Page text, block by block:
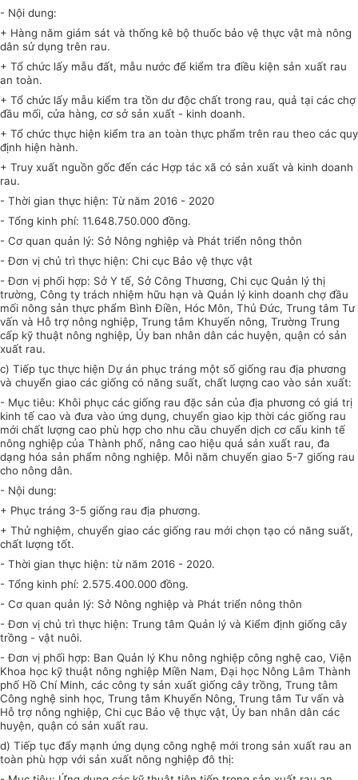
- Nội dung:
+ Hàng năm giám sát và thống kê bộ thuốc bảo vệ thực vật mà nông
dân sử dụng trên rau.
+ Tổ chức lấy mẫu đất, mẫu nước để kiểm tra điều kiện sản xuất rau
an toàn.
+ Tổ chức lấy mẫu kiểm tra tồn dư độc chất trong rau, quả tại các chợ
đầu mối, cửa hàng, cơ sở sản xuất - kinh doanh.
+ Tổ chức thực hiện kiểm tra an toàn thực phẩm trên rau theo các quy
định hiện hành.
+ Truy xuất nguồn gốc đến các Hợp tác xã có sản xuất và kinh doanh
rau.
- Thời gian thực hiện: Từ năm 2016 - 2020
- Tổng kinh phí: 11.648.750.000 đồng.
- Cơ quan quản lý: Sở Nông nghiệp và Phát triển nông thôn
- Đơn vị chủ trì thực hiện: Chi cục Bảo vệ thực vật
- Đơn vị phối hợp: Sở Y tế, Sở Công Thương, Chi cục Quản lý thị
trường, Công ty trách nhiệm hữu hạn và Quản lý kinh doanh chợ đầu
mối nông sản thực phẩm Bình Điền, Hóc Môn, Thủ Đức, Trung tâm Tư
vấn và Hỗ trợ nông nghiệp, Trung tâm Khuyến nông, Trường Trung
cấp kỹ thuật nông nghiệp, Ủy ban nhân dân các huyện, quận có sản
xuất rau.
c) Tiếp tục thực hiện Dự án phục tráng một số giống rau địa phương
và chuyển giao các giống có năng suất, chất lượng cao vào sản xuất:
- Mục tiêu: Khôi phục các giống rau đặc sản của địa phương có giá trị
kinh tế cao và đưa vào ứng dụng, chuyển giao kịp thời các giống rau
mới chất lượng cao phù hợp cho nhu cầu chuyển dịch cơ cấu kinh tế
nông nghiệp của Thành phố, nâng cao hiệu quả sản xuất rau, đa
dạng hóa sản phẩm nông nghiệp. Mỗi năm chuyển giao 5-7 giống rau
cho nông dân.
- Nội dung:
+ Phục tráng 3-5 giống rau địa phương.
+ Thử nghiệm, chuyển giao các giống rau mới chọn tạo có năng suất,
chất lượng tốt.
- Thời gian thực hiện: từ năm 2016 - 2020.
- Tổng kinh phí: 2.575.400.000 đồng.
- Cơ quan quản lý: Sở Nông nghiệp và Phát triển nông thôn
- Đơn vị chủ trì thực hiện: Trung tâm Quản lý và Kiểm định giống cây
trồng - vật nuôi.
- Đơn vị phối hợp: Ban Quản lý Khu nông nghiệp công nghệ cao, Viện
Khoa học kỹ thuật nông nghiệp Miền Nam, Đại học Nông Lâm Thành
phố Hồ Chí Minh, các công ty sản xuất giống cây trồng, Trung tâm
Công nghệ sinh học, Trung tâm Khuyến Nông, Trung tâm Tư vấn và
Hỗ trợ nông nghiệp, Chi cục Bảo vệ thực vật, Ủy ban nhân dân các
huyện, quận có sản xuất rau.
d) Tiếp tục đẩy mạnh ứng dụng công nghệ mới trong sản xuất rau an
toàn phù hợp với sản xuất nông nghiệp đô thị: